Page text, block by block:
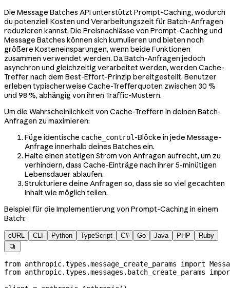
Die Message Batches API unterstützt Prompt-Caching, wodurch
du potenziell Kosten und Verarbeitungszeit für Batch-Anfragen
reduzieren kannst. Die Preisnachlässe von Prompt-Caching und
Message Batches können sich kumulieren und bieten noch
größere Kosteneinsparungen, wenn beide Funktionen
zusammen verwendet werden. Da Batch-Anfragen jedoch
asynchron und gleichzeitig verarbeitet werden, werden Cache-
Treffer nach dem Best-Effort-Prinzip bereitgestellt. Benutzer
erleben typischerweise Cache-Trefferquoten zwischen 30 %
und 98 %, abhängig von ihren Traffic-Mustern.
Um die Wahrscheinlichkeit von Cache-Treffern in deinen Batch-
Anfragen zu maximieren:
Füge identische cache_control -Blöcke in jede Message-
Anfrage innerhalb deines Batches ein.
Halte einen stetigen Strom von Anfragen aufrecht, um zu
verhindern, dass Cache-Einträge nach ihrer 5-minütigen
Lebensdauer ablaufen.
Strukturiere deine Anfragen so, dass sie so viel gecachten
Inhalt wie möglich teilen.
Beispiel für die Implementierung von Prompt-Caching in einem
Batch:
cURL CLI Python TypeScript C# Go Java PHP Ruby

from anthropic.types.message_create_params import
from anthropic.types.messages.batch_create_params